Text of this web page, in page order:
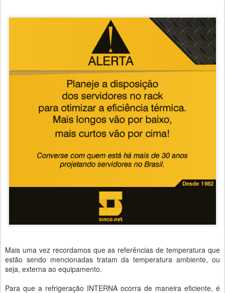
Mais uma vez recordamos que as referências de temperatura que
estão sendo mencionadas tratam da temperatura ambiente, ou
seja, externa ao equipamento.
Para que a refrigeração INTERNA ocorra de maneira eficiente, é